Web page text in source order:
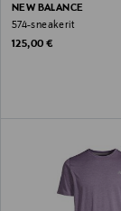
NEW BALANCE
574-sneakerit
Original Price
125,00 €